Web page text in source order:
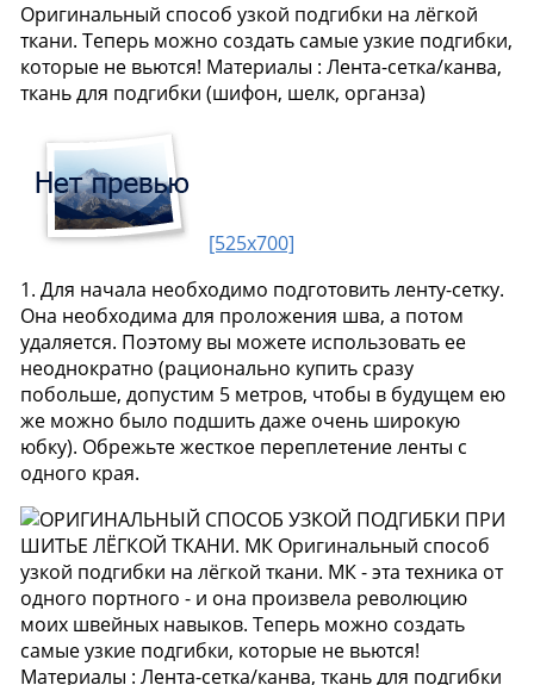
Оригинальный способ узкой подгибки на лёгкой
ткани. Теперь можно создать самые узкие подгибки,
которые не вьются! Материалы : Лента-сетка/канва,
ткань для подгибки (шифон, шелк, органза)
[525x700]
1. Для начала необходимо подготовить ленту-сетку.
Она необходима для проложения шва, а потом
удаляется. Поэтому вы можете использовать ее
неоднократно (рационально купить сразу
побольше, допустим 5 метров, чтобы в будущем ею
же можно было подшить даже очень широкую
юбку). Обрежьте жесткое переплетение ленты с
одного края.